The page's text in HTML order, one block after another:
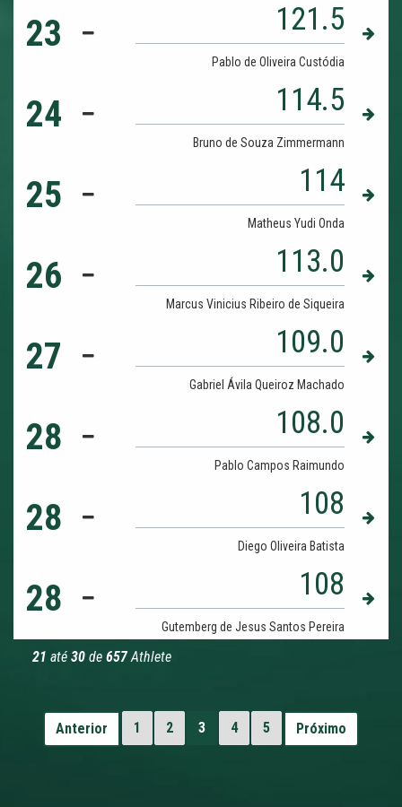
23 121.5
Pablo de Oliveira Custódia
24 114.5
Bruno de Souza Zimmermann
25 114
Matheus Yudi Onda
26 113.0
Marcus Vinicius Ribeiro de Siqueira
27 109.0
Gabriel Ávila Queiroz Machado
28 108.0
Pablo Campos Raimundo
28 108
Diego Oliveira Batista
28 108
Gutemberg de Jesus Santos Pereira
21 até 30de 657Athlete
Anterior 1 2 3 4 5 Próximo